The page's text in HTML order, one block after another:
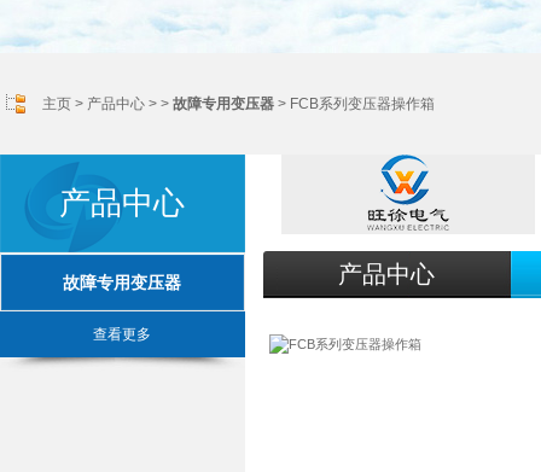
主页 > 产品中心 > > 故障专用变压器 > FCB系列变压器操作箱
产品中心
故障专用变压器
查看更多
产品中心